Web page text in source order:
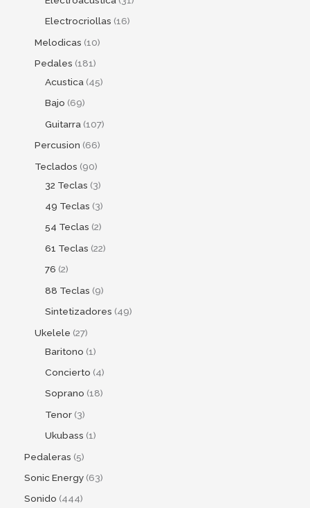
Electrocriollas 16
Melodicas 10
Pedales 181
Acustica 45
Bajo 69
Guitarra 107
Percusion 66
Teclados 90
32 Teclas 3
49 Teclas 3
54 Teclas 2
61 Teclas 22
76 2
88 Teclas 9
Sintetizadores 49
Ukelele 27
Baritono 1
Concierto 4
Soprano 18
Tenor 3
Ukubass 1
Pedaleras 5
Sonic Energy 63
Sonido 444